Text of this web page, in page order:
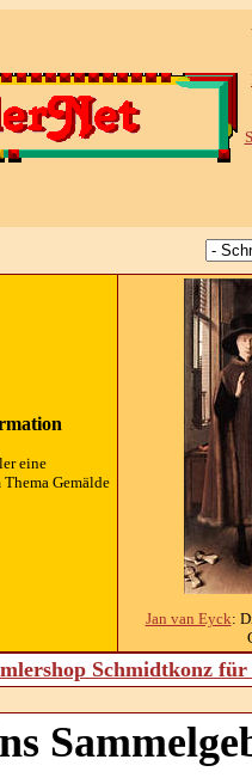
eine
Gemälde
Jan van Eyck:
Schmidtkonz